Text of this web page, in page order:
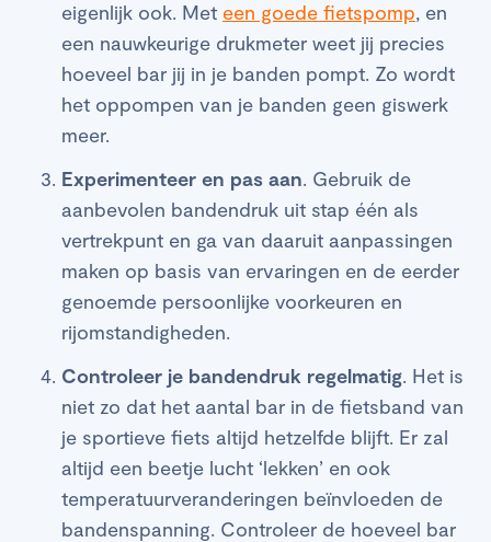
eigenlijk ook. Met een goede fietspomp, en
een nauwkeurige drukmeter weet jij precies
hoeveel bar jij in je banden pompt. Zo wordt
het oppompen van je banden geen giswerk
meer.
Experimenteer en pas aan. Gebruik de
aanbevolen bandendruk uit stap één als
vertrekpunt en ga van daaruit aanpassingen
maken op basis van ervaringen en de eerder
genoemde persoonlijke voorkeuren en
rijomstandigheden.
Controleer je bandendruk regelmatig. Het is
niet zo dat het aantal bar in de fietsband van
je sportieve fiets altijd hetzelfde blijft. Er zal
altijd een beetje lucht ‘lekken’ en ook
temperatuurveranderingen beïnvloeden de
bandenspanning. Controleer de hoeveel bar